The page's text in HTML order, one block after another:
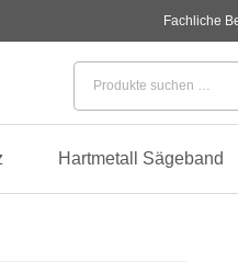
Fachliche
Hartmetall Sägeband